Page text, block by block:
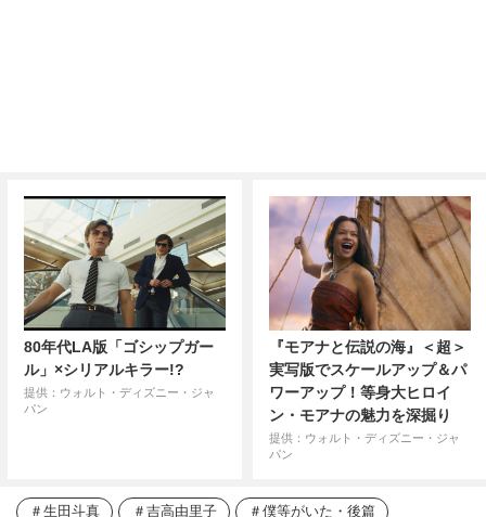
80年代LA版「ゴシップガー
ル」×シリアルキラー!?
提供：ウォルト・ディズニー・ジャ
パン
『モアナと伝説の海』＜超＞
実写版でスケールアップ＆パ
ワーアップ！等身大ヒロイ
ン・モアナの魅力を深掘り
提供：ウォルト・ディズニー・ジャ
パン
生田斗真 吉高由里子 僕等がいた・後篇